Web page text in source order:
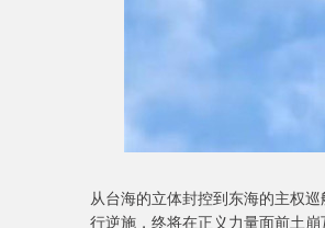
从台海的立体封控到东海的主权
行逆施，终将在正义力量面前土崩